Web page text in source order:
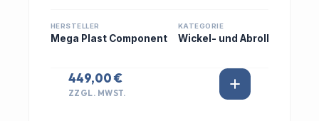
HERSTELLER
Mega Plast Component
KATEGORIE
Wickel- und Abroll
449,00 €
ZZGL. MWST.